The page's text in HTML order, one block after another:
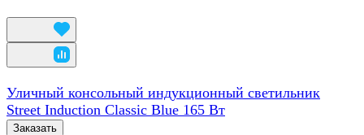
Уличный консольный индукционный светильник
Street Induction Classic Blue 165 Вт
Заказать